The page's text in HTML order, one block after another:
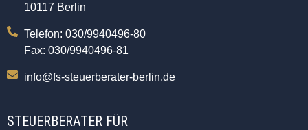
10117 Berlin
Telefon: 030/9940496-80
Fax: 030/9940496-81
info@fs-steuerberater-berlin.de
STEUERBERATER FÜR